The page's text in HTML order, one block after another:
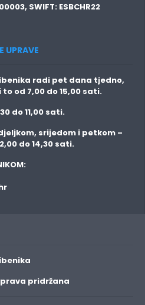
SWIFT: ESBCHR22
UPRAVE
radi pet dana tjedno,
to od 7,00 do 15,00 sati.
do 11,00 sati.
srijedom i petkom –
do 14,30 sati.
pridržana